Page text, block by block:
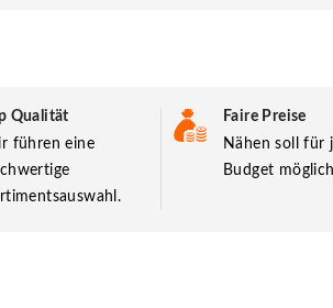
Qualität
führen eine
Faire Preise
Nähen soll für
Budget